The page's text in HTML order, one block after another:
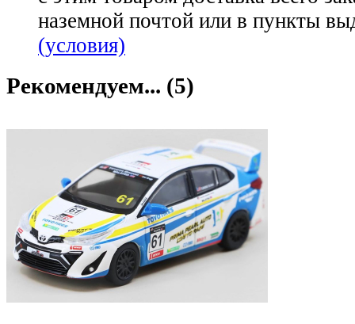
наземной почтой или в пункты
(условия)
Рекомендуем... (5)